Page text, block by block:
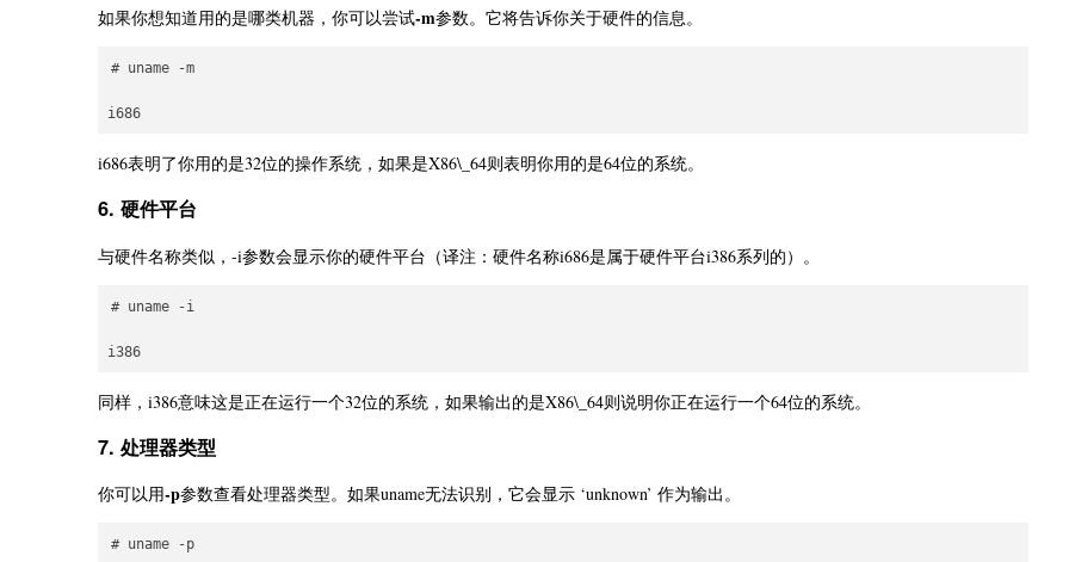
如果你想知道用的是哪类机器，你可以尝试-m参数。它将告诉你关于硬件的信息。
# uname -m
i686表明了你用的是32位的操作系统，如果是X86\_64则表明你用的是64位的系统。
6. 硬件平台
与硬件名称类似，-i参数会显示你的硬件平台（译注：硬件名称i686是属于硬件平台i386系列的）。
# uname -i
同样，i386意味这是正在运行一个32位的系统，如果输出的是X86\_64则说明你正在运行一个64位的系统。
7. 处理器类型
你可以用-p参数查看处理器类型。如果uname无法识别，它会显示 ‘unknown’ 作为输出。
# uname -p